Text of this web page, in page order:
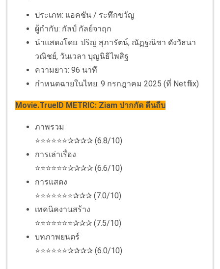
ประเภท: แอคชัน / ระทึกขวัญ
ผู้กำกับ: กัลป์ กัลย์จาฤก
นำแสดงโดย: ปริญ สุภารัตน์, ณัฏฐณิชา ดังวัธนา
วณิชย์, วันเวลา บุญนิธิไพสิฐ
ความยาว: 96 นาที
กำหนดฉายในไทย: 9 กรกฎาคม 2025 (ที่ Netflix)
Movie.TrueID METRIC: Ziam ปากกัด ตีนถีบ
ภาพรวม
⭐⭐⭐⭐⭐⭐✰✰✰✰ (6.8/10)
การเล่าเรื่อง
⭐⭐⭐⭐⭐⭐✰✰✰✰ (6.6/10)
การแสดง
⭐⭐⭐⭐⭐⭐⭐✰✰✰ (7.0/10)
เทคนิคงานสร้าง
⭐⭐⭐⭐⭐⭐⭐✰✰✰ (7.5/10)
บทภาพยนตร์
⭐⭐⭐⭐⭐⭐✰✰✰✰ (6.0/10)